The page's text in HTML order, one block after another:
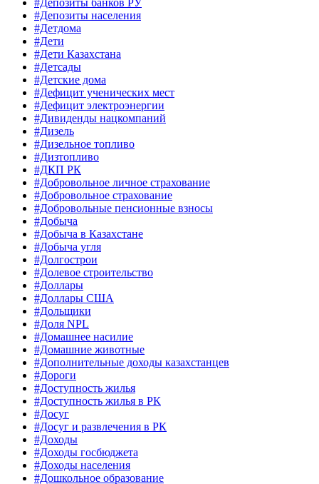
#Депозиты банков РУ
#Депозиты населения
#Детдома
#Дети
#Дети Казахстана
#Детсады
#Детские дома
#Дефицит ученических мест
#Дефицит электроэнергии
#Дивиденды нацкомпаний
#Дизель
#Дизельное топливо
#Дизтопливо
#ДКП РК
#Добровольное личное страхование
#Добровольное страхование
#Добровольные пенсионные взносы
#Добыча
#Добыча в Казахстане
#Добыча угля
#Долгострои
#Долевое строительство
#Доллары
#Доллары США
#Дольщики
#Доля NPL
#Домашнее насилие
#Домашние животные
#Дополнительные доходы казахстанцев
#Дороги
#Доступность жилья
#Доступность жилья в РК
#Досуг
#Досуг и развлечения в РК
#Доходы
#Доходы госбюджета
#Доходы населения
#Дошкольное образование